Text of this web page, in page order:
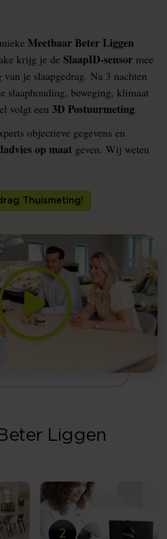
Meetbaar Beter Liggen
krijg je de SlaapID-sensor mee
je slaapgedrag. Na 3 nachten
slaaphouding, beweging, klimaat
volgt een 3D Postuurmeting.
objectieve gegevens en
op maat geven. Wij weten
Thuismeting!
Liggen